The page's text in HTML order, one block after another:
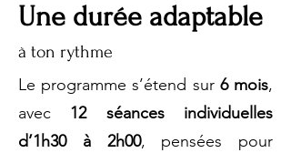
Une durée adaptable
à ton rythme
Le programme s’étend sur 6 mois,
avec 12 séances individuelles
d’1h30 à 2h00, pensées pour